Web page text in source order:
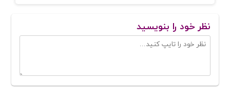
نظر خود را بنویسید